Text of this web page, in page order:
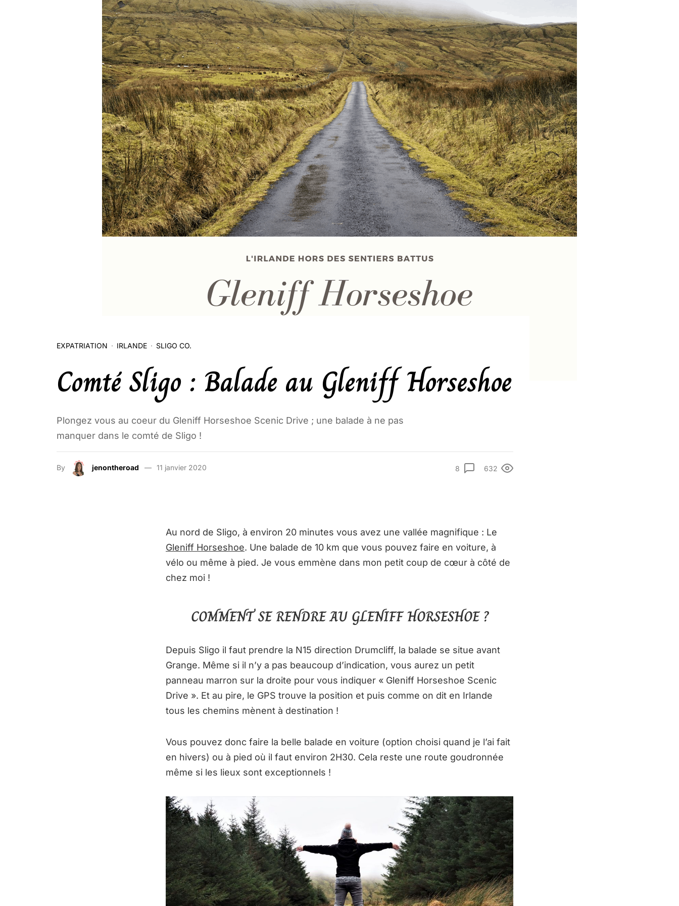
EXPATRIATION IRLANDE SLIGO CO.
Comté Sligo : Balade au Gleniff Horseshoe
Plongez vous au coeur du Gleniff Horseshoe Scenic Drive ; une balade à ne pas
manquer dans le comté de Sligo !
By jenontheroad 11 janvier 2020 8 632
Au nord de Sligo, à environ 20 minutes vous avez une vallée magnifique : Le
Gleniff Horseshoe. Une balade de 10 km que vous pouvez faire en voiture, à
vélo ou même à pied. Je vous emmène dans mon petit coup de cœur à côté de
chez moi !
COMMENT SE RENDRE AU GLENIFF HORSESHOE ?
Depuis Sligo il faut prendre la N15 direction Drumcliff, la balade se situe avant
Grange. Même si il n’y a pas beaucoup d’indication, vous aurez un petit
panneau marron sur la droite pour vous indiquer « Gleniff Horseshoe Scenic
Drive ». Et au pire, le GPS trouve la position et puis comme on dit en Irlande
tous les chemins mènent à destination !
Vous pouvez donc faire la belle balade en voiture (option choisi quand je l’ai fait
en hivers) ou à pied où il faut environ 2H30. Cela reste une route goudronnée
même si les lieux sont exceptionnels !